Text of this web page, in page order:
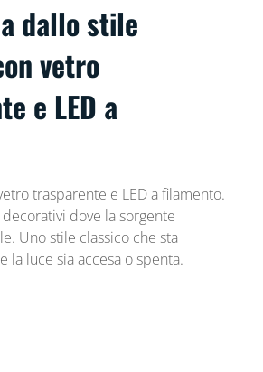
dallo stile
vetro
e LED a
trasparente e LED a filamento.
dove la sorgente
Uno stile classico che sta
la luce sia accesa o spenta.